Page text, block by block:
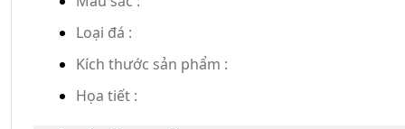
Loại đá :
Kích thước sản phẩm :
Họa tiết :